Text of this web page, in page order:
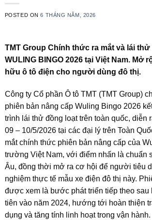
POSTED ON6 THÁNG NĂM, 2026
TMT Group Chính thức ra mắt và lái thử
WULING BINGO 2026 tại Việt Nam. Mở
hữu ô tô điện cho người dùng đô thị.
Công ty Cổ phần Ô tô TMT (TMT Group)
phiên bản nâng cấp Wuling Bingo 2026
trình lái thử đồng loạt trên toàn quốc, diễn
09 – 10/5/2026 tại các đại lý trên Toàn
mắt chính thức phiên bản nâng cấp của
trường Việt Nam, với điểm nhấn là chuẩn
Âu, đồng thời mở ra cơ hội để người tiêu
nghiệm thực tế mẫu xe điện đô thị này.
được xem là bước phát triển tiếp theo sau
tiên vào năm 2024, hướng tới hoàn thiện
dụng và tăng tính linh hoạt trong vận hành.